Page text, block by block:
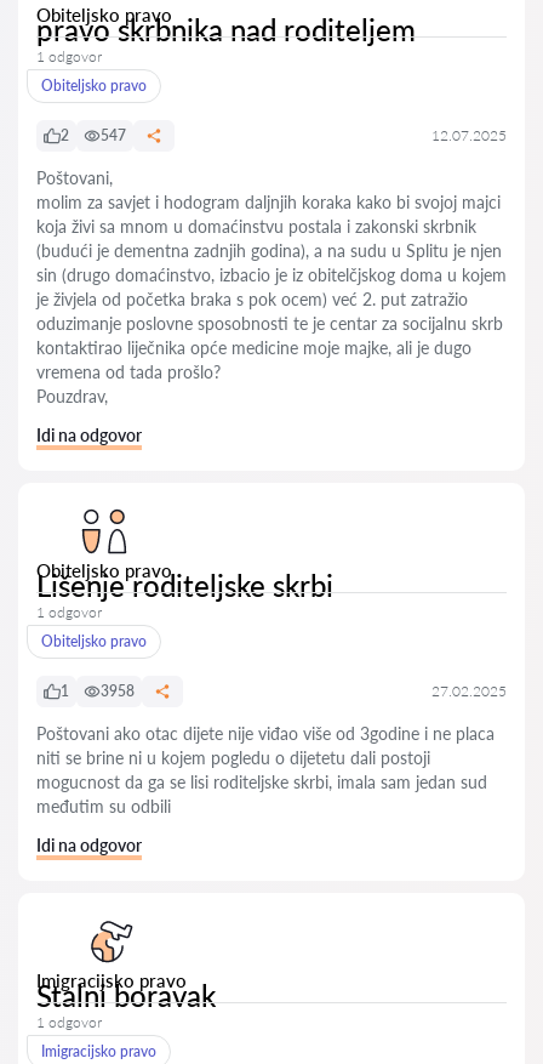
Obiteljsko pravo
pravo skrbnika nad roditeljem
1 odgovor
Obiteljsko pravo
2 547 12.07.2025
Poštovani,
molim za savjet i hodogram daljnjih koraka kako bi svojoj majci
koja živi sa mnom u domaćinstvu postala i zakonski skrbnik
(budući je dementna zadnjih godina), a na sudu u Splitu je njen
sin (drugo domaćinstvo, izbacio je iz obitelčjskog doma u kojem
je živjela od početka braka s pok ocem) već 2. put zatražio
oduzimanje poslovne sposobnosti te je centar za socijalnu skrb
kontaktirao liječnika opće medicine moje majke, ali je dugo
vremena od tada prošlo?
Pouzdrav,
Idi na odgovor
Obiteljsko pravo
Lišenje roditeljske skrbi
1 odgovor
Obiteljsko pravo
1 3958 27.02.2025
Poštovani ako otac dijete nije viđao više od 3godine i ne placa
niti se brine ni u kojem pogledu o dijetetu dali postoji
mogucnost da ga se lisi roditeljske skrbi, imala sam jedan sud
međutim su odbili
Idi na odgovor
Imigracijsko pravo
Stalni boravak
1 odgovor
Imigracijsko pravo